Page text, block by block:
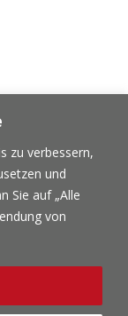
zu verbessern,
und
Sie auf „Alle
von
41•